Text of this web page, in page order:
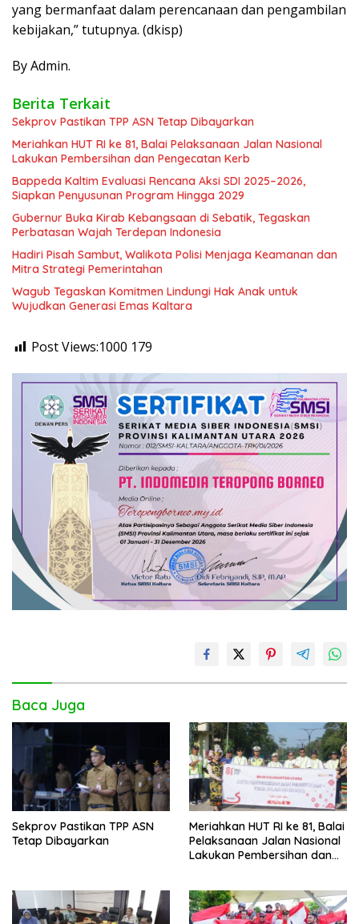
yang bermanfaat dalam perencanaan dan pengambilan
kebijakan,” tutupnya. (dkisp)
By Admin.
Berita Terkait
Sekprov Pastikan TPP ASN Tetap Dibayarkan
Meriahkan HUT RI ke 81, Balai Pelaksanaan Jalan Nasional
Lakukan Pembersihan dan Pengecatan Kerb
Bappeda Kaltim Evaluasi Rencana Aksi SDI 2025–2026,
Siapkan Penyusunan Program Hingga 2029
Gubernur Buka Kirab Kebangsaan di Sebatik, Tegaskan
Perbatasan Wajah Terdepan Indonesia
Hadiri Pisah Sambut, Walikota Polisi Menjaga Keamanan dan
Mitra Strategi Pemerintahan
Wagub Tegaskan Komitmen Lindungi Hak Anak untuk
Wujudkan Generasi Emas Kaltara
Post Views:1000 179
Baca Juga
Sekprov Pastikan TPP ASN
Tetap Dibayarkan
Meriahkan HUT RI ke 81, Balai
Pelaksanaan Jalan Nasional
Lakukan Pembersihan dan